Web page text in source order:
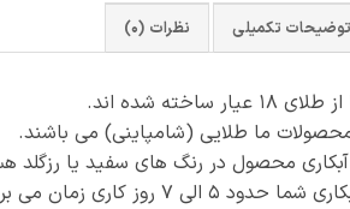
توضیحات تکمیلی نظرات (0)
ساخته شده اند.
محصولات ما طلایی (شامپاینی) می باشند.
آبکاری محصول در رنگ های سفید یا
زمان می برد و هزینه آن جداگانه محاسبه می شود.